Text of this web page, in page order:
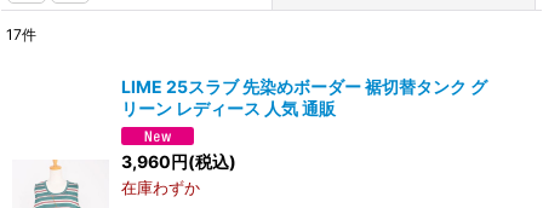
並び順:
17件
LIME 25スラブ 先染めボーダー 裾切替タンク グ
リーン レディース 人気 通販
3,960円(税込)
在庫わずか